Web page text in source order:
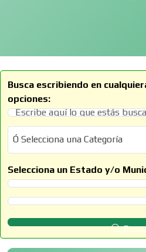
Busca escribiendo en
opciones:
Ó Selecciona una Categoría
Ó Selecciona una Categoría
Selecciona un Estado y/o
Selecciona un Estado
Selecciona un Municipio